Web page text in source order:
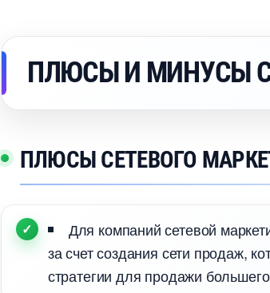
ПЛЮСЫ И МИНУСЫ
ПЛЮСЫ СЕТЕВОГО
Для компаний сетевой
за счет создания сети продаж,
стратегии для продажи